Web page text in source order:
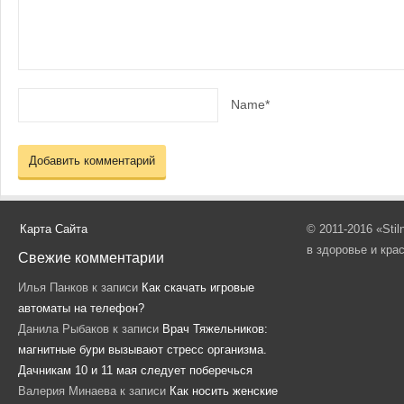
Name*
Карта Сайта
Свежие комментарии
Илья Панков к записи Как скачать игровые
автоматы на телефон?
Данила Рыбаков к записи Врач Тяжельников:
магнитные бури вызывают стресс организма.
Дачникам 10 и 11 мая следует поберечься
Валерия Минаева к записи Как носить женские
© 2011-2016
в здоровье и